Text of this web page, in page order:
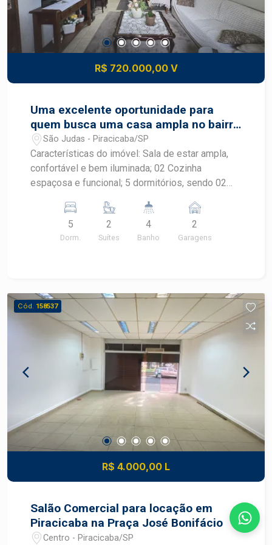
R$ 720.000,00 V
Uma excelente oportunidade para
quem busca uma casa ampla no bairro
São Judas em Piracicaba !!
São Judas - Piracicaba/SP
Características do imóvel: Sala de estar ampla,
confortável e bem iluminada; 02 Cozinha
espaçosa e funcional; 5 dormitórios, sendo 02
Piscina, ideal para momentos de lazer; Edícula
com sala, cozinha e 02 dormitórios Quintal amplo,
proporcionando mais espaço e versatilidade;
oferecendo localização estratégica, fácil acesso
às principais vias da cidade e infraestrutura
completa, com escolas, supermercados,
farmácias, comércios e serviços que
proporcionam praticidade e qualidade de vida no
busca uma casa ampla, confortável e bem
localizada no bairro São Judas, reunindo espaço,
funcionalidade e lazer para toda a família.
Construa seu futuro com quem é agente de
desenvolvimento do mercado imobiliário de
Piracicaba. Agende sua visita.
5
Dorm.
2
Suítes
4
Banho
2
Garagens
Cód. 158537
R$ 4.000,00 L
Salão Comercial para locação em
Piracicaba na Praça José Bonifácio
Centro - Piracicaba/SP